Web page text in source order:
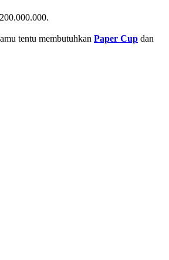
tentu membutuhkan Paper Cup dan